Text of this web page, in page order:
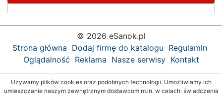
© 2026 eSanok.pl
Strona główna Dodaj firmę do katalogu Regulamin
Oglądalność Reklama Nasze serwisy Kontakt
Używamy plików cookies oraz podobnych technologii. Umożliwiamy ich
umieszczanie naszym zewnętrznym dostawcom m.in. w celach: świadczenia